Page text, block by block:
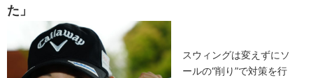
た」
スウィングは変えずにソ
ールの“削り”で対策を行